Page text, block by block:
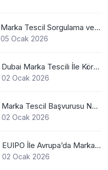
Marka Tescil Sorgulama ve Sınıf Belirleme Nasıl Yapılır?
05 Ocak 2026
Dubai Marka Tescili İle Körfez’e Açılın
02 Ocak 2026
Marka Tescil Başvurusu Nasıl Yapılır?
02 Ocak 2026
EUIPO İle Avrupa’da Marka Tescili
02 Ocak 2026